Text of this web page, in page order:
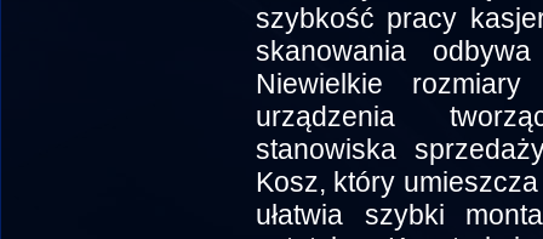
szybkość pracy
skanowania
Niewielkie
urządzenia
stanowiska
Kosz, który
ułatwia szybki